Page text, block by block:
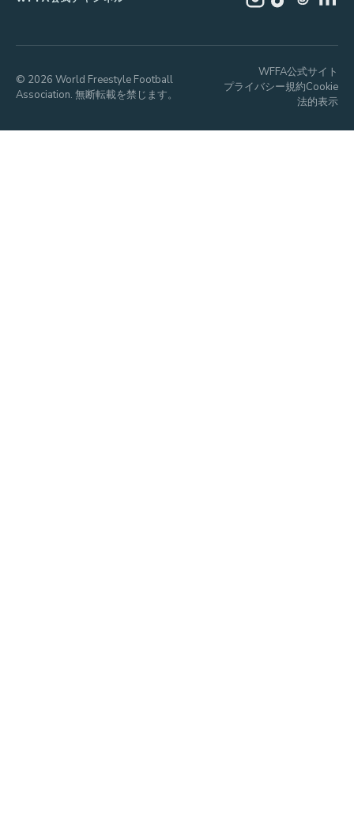
© 2026 World Freestyle Football
Association. 無断転載を禁じます。
WFFA公式サイト
プライバシー規約Cookie
法的表示